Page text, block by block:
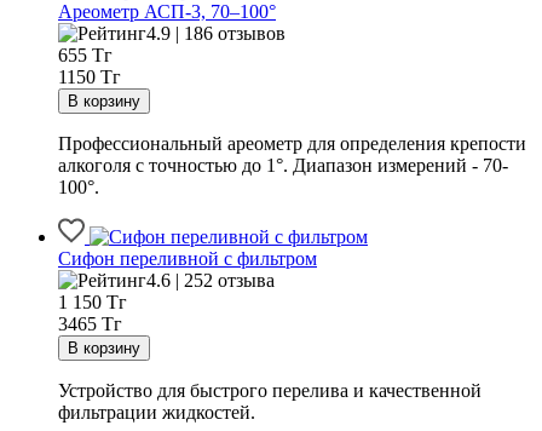
Ареометр АСП-3, 70–100°
4.9 | 186 отзывов
655 Тг
1150 Тг
Профессиональный ареометр для определения крепости
алкоголя с точностью до 1°. Диапазон измерений - 70-
100°.
Сифон переливной с фильтром
4.6 | 252 отзыва
1 150 Тг
3465 Тг
Устройство для быстрого перелива и качественной
фильтрации жидкостей.